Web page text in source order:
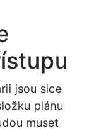
jsou sice
plánu
muset